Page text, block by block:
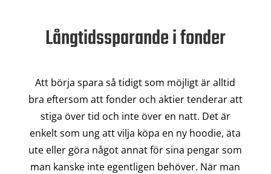
Långtidssparande i fonder
Att börja spara så tidigt som möjligt är alltid
bra eftersom att fonder och aktier tenderar att
stiga över tid och inte över en natt. Det är
enkelt som ung att vilja köpa en ny hoodie, äta
ute eller göra något annat för sina pengar som
man kanske inte egentligen behöver. När man